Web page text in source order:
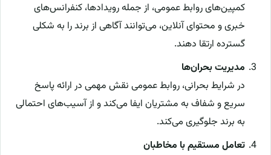
کمپین‌های روابط عمومی، از جمله رویدادها، کنفرانس‌های
خبری و محتوای آنلاین، می‌توانند آگاهی از برند را به شکلی
گسترده ارتقا دهند.
مدیریت بحران‌ها
در شرایط بحرانی، روابط عمومی نقش مهمی در ارائه پاسخ
سریع و شفاف به مشتریان ایفا می‌کند و از آسیب‌های احتمالی
به برند جلوگیری می‌کند.
تعامل مستقیم با مخاطبان